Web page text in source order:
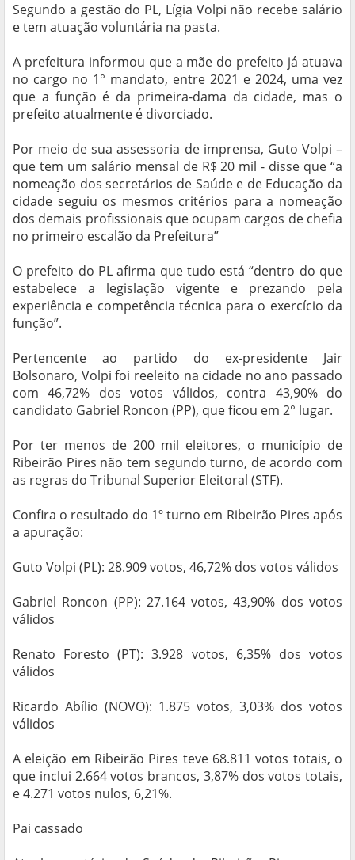
Segundo a gestão do PL, Lígia Volpi não recebe salário
e tem atuação voluntária na pasta.
A prefeitura informou que a mãe do prefeito já atuava
no cargo no 1° mandato, entre 2021 e 2024, uma vez
que a função é da primeira-dama da cidade, mas o
prefeito atualmente é divorciado.
Por meio de sua assessoria de imprensa, Guto Volpi –
que tem um salário mensal de R$ 20 mil - disse que “a
nomeação dos secretários de Saúde e de Educação da
cidade seguiu os mesmos critérios para a nomeação
dos demais profissionais que ocupam cargos de chefia
no primeiro escalão da Prefeitura”
O prefeito do PL afirma que tudo está “dentro do que
estabelece a legislação vigente e prezando pela
experiência e competência técnica para o exercício da
função”.
Pertencente ao partido do ex-presidente Jair
Bolsonaro, Volpi foi reeleito na cidade no ano passado
com 46,72% dos votos válidos, contra 43,90% do
candidato Gabriel Roncon (PP), que ficou em 2° lugar.
Por ter menos de 200 mil eleitores, o município de
Ribeirão Pires não tem segundo turno, de acordo com
as regras do Tribunal Superior Eleitoral (STF).
Confira o resultado do 1º turno em Ribeirão Pires após
a apuração:
Guto Volpi (PL): 28.909 votos, 46,72% dos votos válidos
Gabriel Roncon (PP): 27.164 votos, 43,90% dos votos
válidos
Renato Foresto (PT): 3.928 votos, 6,35% dos votos
válidos
Ricardo Abílio (NOVO): 1.875 votos, 3,03% dos votos
válidos
A eleição em Ribeirão Pires teve 68.811 votos totais, o
que inclui 2.664 votos brancos, 3,87% dos votos totais,
e 4.271 votos nulos, 6,21%.
Pai cassado